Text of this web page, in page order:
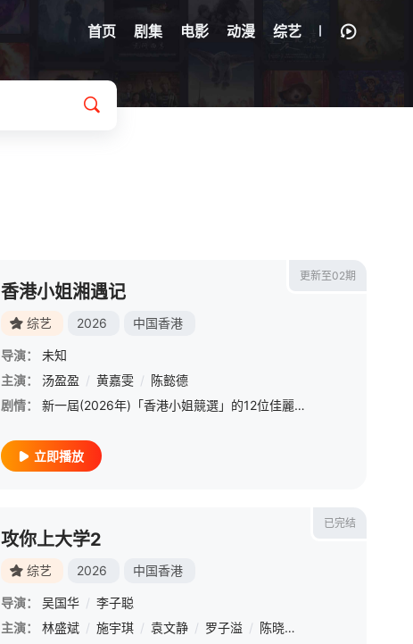
首页 剧集 电影 动漫 综艺
更新至02期
香港小姐湘遇记
综艺 2026 中国香港
导演：
未知
主演：
汤盈盈 / 黄嘉雯 / 陈懿德
剧情：
新一屆(2026年)「香港小姐競選」的12位佳麗於湖南之旅分成三個小組，分別向「師姐」馮盈盈、黃嘉雯、陳懿德請教選美心得。 &amp;nbsp; &amp;nbsp; &amp;nbsp; &amp;nbsp; &amp;nbsp; &amp;nb
立即播放
已完结
攻你上大学2
综艺 2026 中国香港
导演： 吴国华 / 李子聪
主演：
林盛斌 / 施宇琪 / 袁文静 / 罗子溢 / 陈晓华